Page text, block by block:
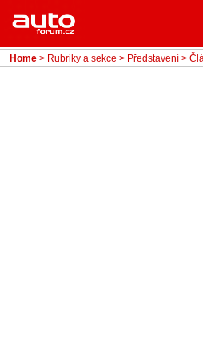
Home
Rubriky
Home > Rubriky a sekce > Představení >